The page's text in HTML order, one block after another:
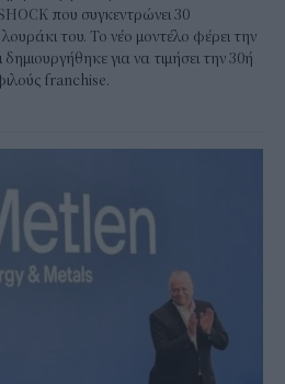
που συγκεντρώνει 30
του. Το νέο μοντέλο φέρει την
για να τιμήσει την 30ή
franchise.